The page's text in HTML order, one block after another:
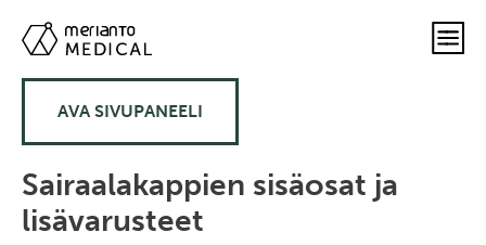
AVA SIVUPANEELI
Sairaalakappien sisäosat ja
lisävarusteet